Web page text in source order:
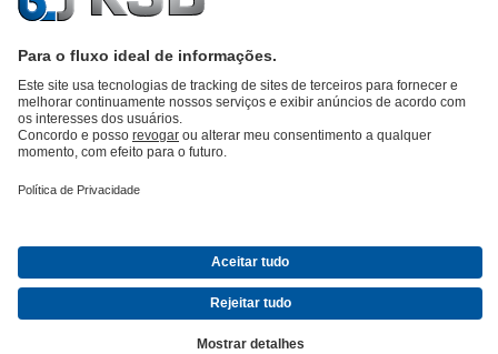
Catálogo de produtosKSB SupremeServ: peças sobressalentes
SupremeServ: assistência premium para bombas e válvulas
Águas ResiduaisAbastecimento de Água
KSB Portugal • Venha Conhecer-nos melhorEventosInformações
Técnicas e Notícias
Redes Sociais
Contactos KSB Portugal
© KSB SE & Co. KGaA
Declaração de Responsabilidade